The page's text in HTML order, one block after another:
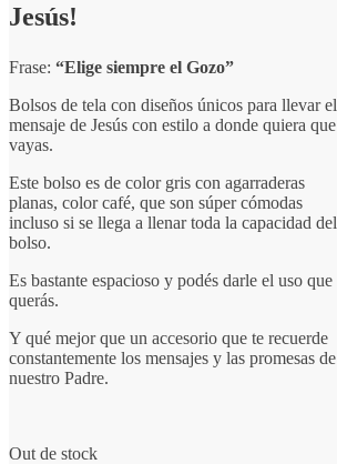
Jesús!
Frase: “Elige siempre el Gozo”
Bolsos de tela con diseños únicos para llevar el
mensaje de Jesús con estilo a donde quiera que
vayas.
Este bolso es de color gris con agarraderas
planas, color café, que son súper cómodas
incluso si se llega a llenar toda la capacidad del
bolso.
Es bastante espacioso y podés darle el uso que
querás.
Y qué mejor que un accesorio que te recuerde
constantemente los mensajes y las promesas de
nuestro Padre.
Out de stock